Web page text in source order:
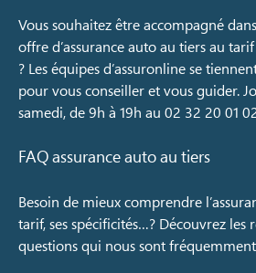
Vous souhaitez être accompagné
offre d’assurance auto au tiers au
? Les équipes d’assuronline se
pour vous conseiller et vous guider.
samedi, de 9h à 19h au 02 32 20 01
FAQ assurance auto au tiers
Besoin de mieux comprendre
tarif, ses spécificités…? Découvrez les
questions qui nous sont